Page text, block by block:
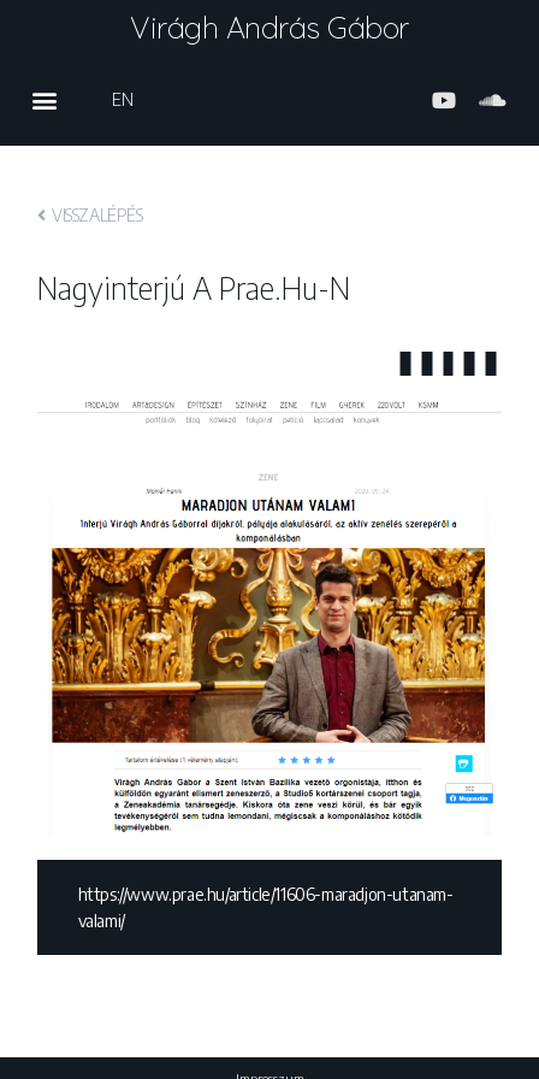
Virágh András Gábor
EN
VISSZALÉPÉS
Nagyinterjú A Prae.hu-N
https://www.prae.hu/article/11606-maradjon-utanam-
valami/